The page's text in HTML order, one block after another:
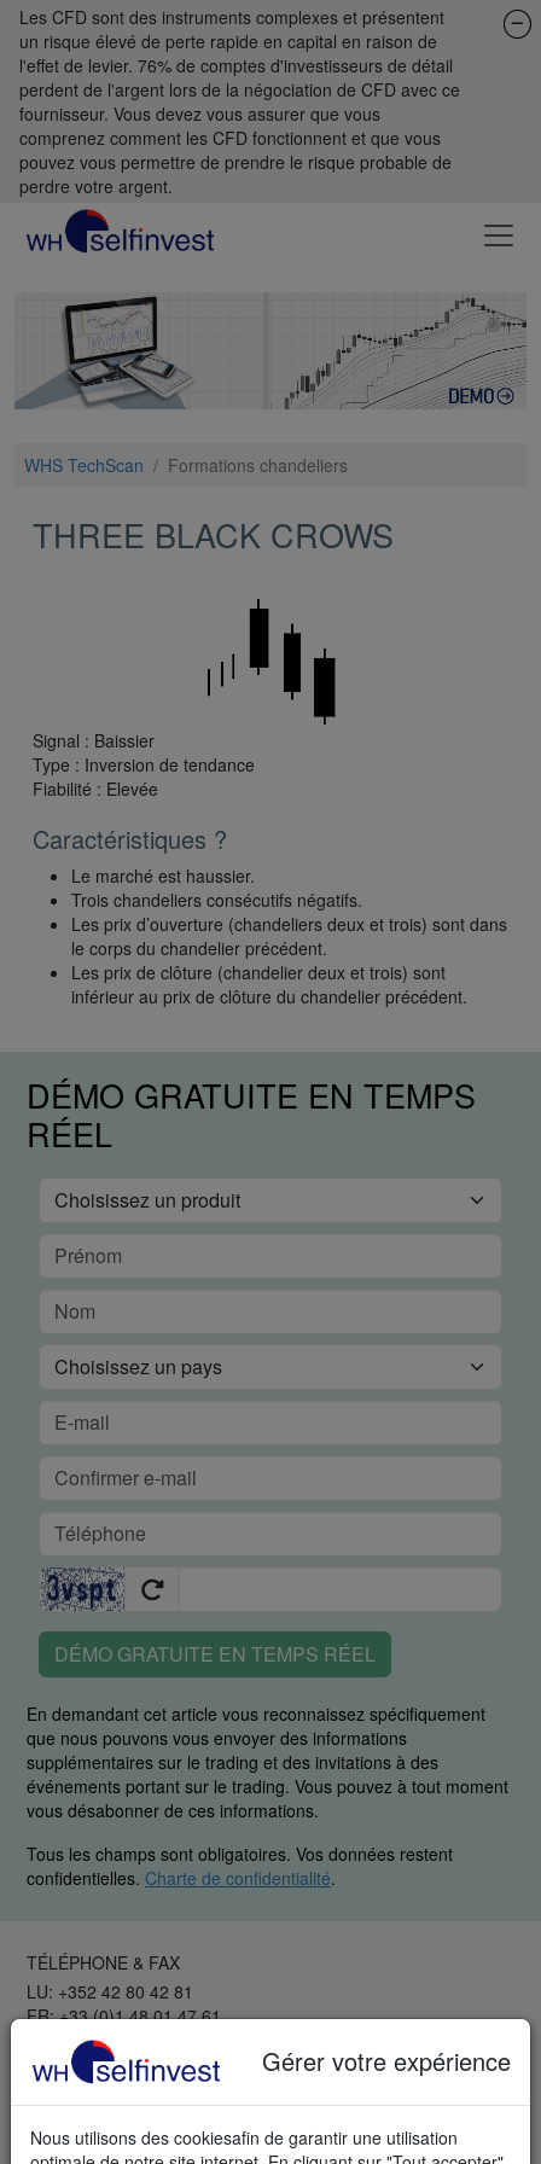
Les CFD sont des instruments complexes et présentent
un risque élevé de perte rapide en capital en raison de
l'effet de levier. 76% de comptes d'investisseurs de détail
perdent de l'argent lors de la négociation de CFD avec ce
fournisseur. Vous devez vous assurer que vous
comprenez comment les CFD fonctionnent et que vous
pouvez vous permettre de prendre le risque probable de
perdre votre argent.
WHS TechScan / Formations chandeliers
THREE BLACK CROWS
Signal : Baissier
Type : Inversion de tendance
Fiabilité : Elevée
Caractéristiques ?
Le marché est haussier.
Trois chandeliers consécutifs négatifs.
Les prix d’ouverture (chandeliers deux et trois) sont dans
le corps du chandelier précédent.
Les prix de clôture (chandelier deux et trois) sont
inférieur au prix de clôture du chandelier précédent.
Gérer votre expérience
Nous utilisons des cookiesafin de garantir une utilisation
DÉMO GRATUITE EN TEMPS
RÉEL
DÉMO GRATUITE EN TEMPS RÉEL
En demandant cet article vous reconnaissez spécifiquement
que nous pouvons vous envoyer des informations
supplémentaires sur le trading et des invitations à des
événements portant sur le trading. Vous pouvez à tout moment
vous désabonner de ces informations.
Tous les champs sont obligatoires. Vos données restent
confidentielles. Charte de confidentialité.
TÉLÉPHONE & FAX
LU: +352 42 80 42 81
FR: +33 (0)1 48 01 47 61
CH: +41 44 350 42 40
Fax: +352 42 25 75 25
Trader avec les Pros
GRATUIT